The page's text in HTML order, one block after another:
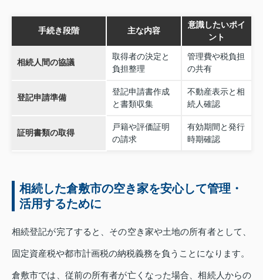
手続き段階 主な内容
意識したいポイ
ント
相続人間の協議
取得者の決定と
負担整理
管理費や税負担
の共有
登記申請準備
登記申請書作成
と書類収集
不動産表示と相
続人確認
証明書類の取得
戸籍や評価証明
の請求
有効期間と発行
時期確認
相続した倉敷市の空き家を安心して管理・
活用するために
相続登記が完了すると、その空き家や土地の所有者として、
固定資産税や都市計画税の納税義務を負うことになります。
倉敷市では、従前の所有者が亡くなった場合、相続人からの